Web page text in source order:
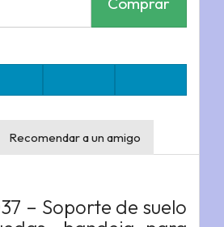
Recomendar a un amigo
– Soporte de suelo